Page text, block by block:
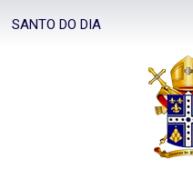
SANTO DO DIA